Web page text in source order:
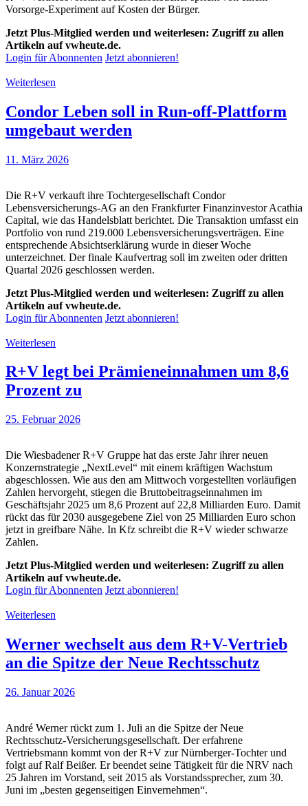
Vorsorge-Experiment auf Kosten der Bürger.
Jetzt Plus-Mitglied werden und weiterlesen: Zugriff zu allen
Artikeln auf vwheute.de.
Login für Abonnenten Jetzt abonnieren!
Weiterlesen
Condor Leben soll in Run-off-Plattform
umgebaut werden
11. März 2026
Die R+V verkauft ihre Tochtergesellschaft Condor
Lebensversicherungs-AG an den Frankfurter Finanzinvestor Acathia
Capital, wie das Handelsblatt berichtet. Die Transaktion umfasst ein
Portfolio von rund 219.000 Lebensversicherungsverträgen. Eine
entsprechende Absichtserklärung wurde in dieser Woche
unterzeichnet. Der finale Kaufvertrag soll im zweiten oder dritten
Quartal 2026 geschlossen werden.
Jetzt Plus-Mitglied werden und weiterlesen: Zugriff zu allen
Artikeln auf vwheute.de.
Login für Abonnenten Jetzt abonnieren!
Weiterlesen
R+V legt bei Prämieneinnahmen um 8,6
Prozent zu
25. Februar 2026
Die Wiesbadener R+V Gruppe hat das erste Jahr ihrer neuen
Konzernstrategie „NextLevel“ mit einem kräftigen Wachstum
abgeschlossen. Wie aus den am Mittwoch vorgestellten vorläufigen
Zahlen hervorgeht, stiegen die Bruttobeitragseinnahmen im
Geschäftsjahr 2025 um 8,6 Prozent auf 22,8 Milliarden Euro. Damit
rückt das für 2030 ausgegebene Ziel von 25 Milliarden Euro schon
jetzt in greifbare Nähe. In Kfz schreibt die R+V wieder schwarze
Zahlen.
Jetzt Plus-Mitglied werden und weiterlesen: Zugriff zu allen
Artikeln auf vwheute.de.
Login für Abonnenten Jetzt abonnieren!
Weiterlesen
Werner wechselt aus dem R+V-Vertrieb
an die Spitze der Neue Rechtsschutz
26. Januar 2026
André Werner rückt zum 1. Juli an die Spitze der Neue
Rechtsschutz-Versicherungsgesellschaft. Der erfahrene
Vertriebsmann kommt von der R+V zur Nürnberger-Tochter und
folgt auf Ralf Beißer. Er beendet seine Tätigkeit für die NRV nach
25 Jahren im Vorstand, seit 2015 als Vorstandssprecher, zum 30.
Juni im „besten gegenseitigen Einvernehmen“.